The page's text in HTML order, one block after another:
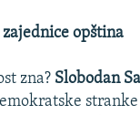
opština
zna? Slobodan